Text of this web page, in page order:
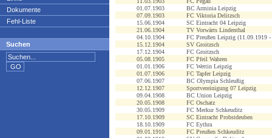
Dokumente
Fehl-Liste
Suchen
01.07.1903
BC Arminia Leipzig
07.09.1903
FC Viktoria Delitzsch
15.06.1904
SC Eintracht 04 Leipzig
21.06.1904
TV Vorwärts Lindenthal
04.10.1904
FC Preußen Leipzig (11.09.1919
15.12.1904
SV Groitzsch
17.12.1904
FC Groitzsch
05.08.1905
FC Pfeil Wahren
01.01.1906
FC Wettin Leipzig
01.07.1906
FC Tapfer Leipzig
07.06.1907
BC Olympia Schleußig
12.12.1907
Sportvereinigung 07 Leipzig
09.04.1908
BC Union Leipzig
20.05.1908
FC Oschatz
30.05.1909
FC Merkur Schkeuditz
17.10.1909
SC Eintracht Probstdeuben
18.10.1909
FC Eythra
09.01.1910
FC Preußen Schkeuditz